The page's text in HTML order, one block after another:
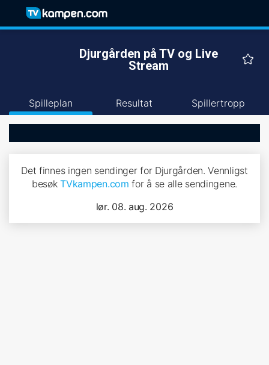
Djurgården på TV og Live
Stream
Spilleplan Resultat Spillertropp
Det finnes ingen sendinger for Djurgården. Vennligst
besøkTVkampen.com for å se alle sendingene.
lør. 08. aug. 2026